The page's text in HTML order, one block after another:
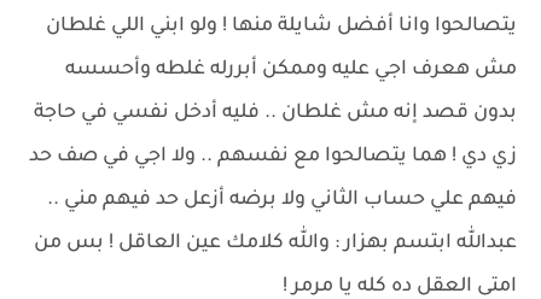
يتصالحوا وانا أفضل شايلة منها ! ولو ابني اللي غلطان
مش هعرف اجي عليه وممكن أبررله غلطه وأحسسه
بدون قصد إنه مش غلطان .. فليه أدخل نفسي في حاجة
زي دي ! هما يتصالحوا مع نفسهم .. ولا اجي في صف حد
فيهم علي حساب الثاني ولا برضه أزعل حد فيهم مني ..
عبدالله ابتسم بهزار : والله كلامك عين العاقل ! بس من
امتى العقل ده كله يا مرمر !